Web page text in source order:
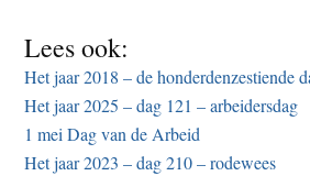
Lees ook:
Het jaar 2018 – de honderdenzestiende
Het jaar 2025 – dag 121 – arbeidersdag
1 mei Dag van de Arbeid
Het jaar 2023 – dag 210 – rodewees